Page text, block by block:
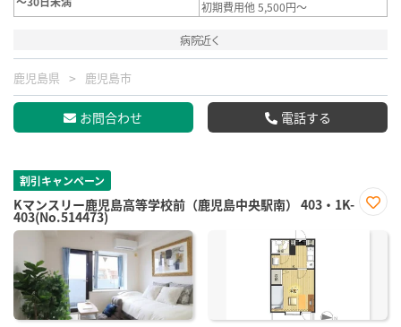
初期費用他 5,500円～
病院近く
鹿児島県 鹿児島市
お問合わせ 電話する
割引キャンペーン
Kマンスリー鹿児島高等学校前（鹿児島中央駅南） 403・1K-
403(No.514473)
に入